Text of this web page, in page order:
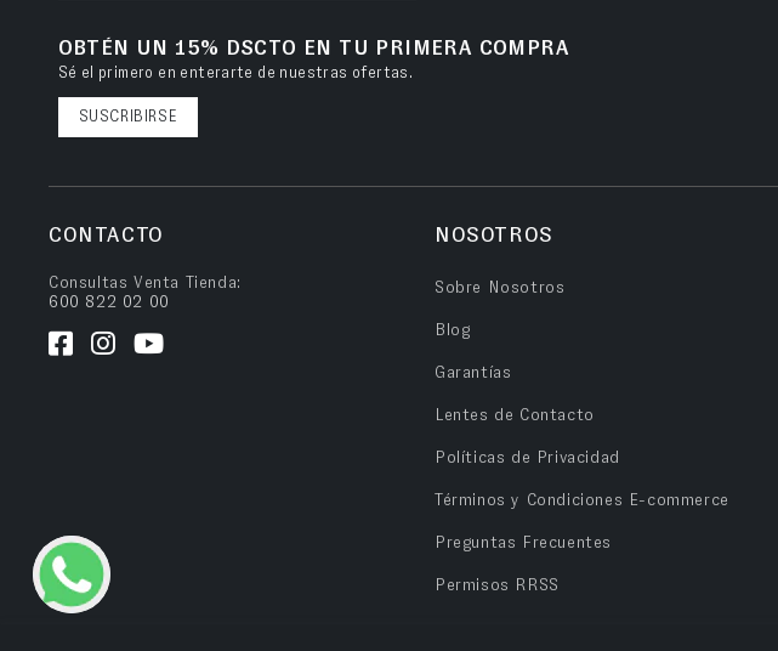
OBTÉN UN 15% DSCTO EN TU PRIMERA COMPRA
Sé el primero en enterarte de nuestras ofertas.
SUSCRIBIRSE
CONTACTO
Consultas Venta Tienda:
600 822 02 00
NOSOTROS
Sobre Nosotros
Blog
Garantías
Lentes de Contacto
Políticas de Privacidad
Términos y Condiciones E-commerce
Preguntas Frecuentes
Permisos RRSS